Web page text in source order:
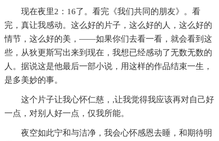
现在夜里2：16了。看完《我们共同的朋友》。看
完，真让我感动。这么好的片子，这么好的人，这么好的
情节，这么好的美，——如果你们去看一看，就会看到这
些，从狄更斯写出来到现在，我想已经感动了无数无数的
人。据说这是他最后一部小说，用这样的作品结束一生，
是多美妙的事。
这个片子让我心怀仁慈，,让我觉得我应该再对自己好
一点，对别人好一点，仅我所能。
夜空如此宁和与洁净，我会心怀感恩去睡，和期待明